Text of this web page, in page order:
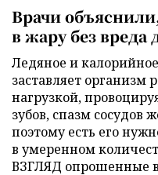
Врачи
в жару без вреда
Ледяное и
заставляет организм
нагрузкой,
зубов, спазм сосудов
поэтому есть его
в умеренном
ВЗГЛЯД опрошенные